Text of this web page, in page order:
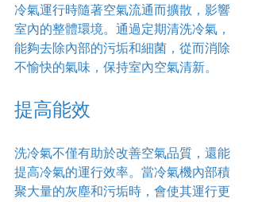
冷氣運行時隨著空氣流通而擴散，影響
室內的整體環境。通過定期清洗冷氣，
能夠去除內部的污垢和細菌，從而消除
不愉快的氣味，保持室內空氣清新。
提高能效
洗冷氣不僅有助於改善空氣品質，還能
提高冷氣的運行效率。當冷氣機內部積
聚大量的灰塵和污垢時，會使其運行更